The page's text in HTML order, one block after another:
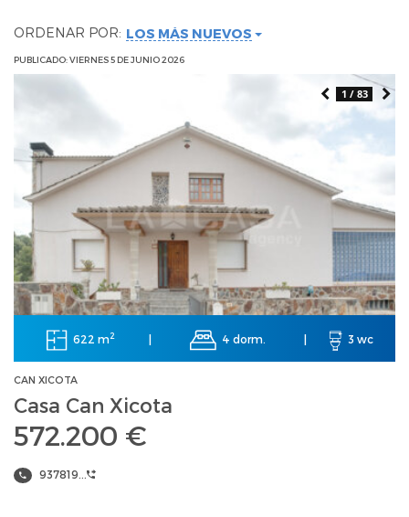
ORDENAR POR: LOS MÁS NUEVOS
PUBLICADO: VIERNES 5 DE JUNIO 2026
1 / 83
622 m2 4 dorm. 3 wc
CAN XICOTA
Casa Can Xicota
572.200 €
937819...